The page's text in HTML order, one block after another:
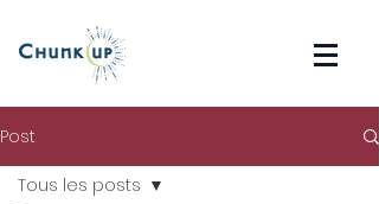
Post
Tous les posts